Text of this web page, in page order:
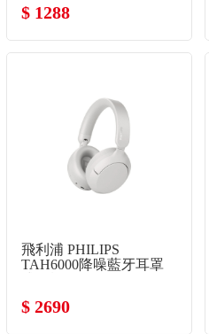
$ 1288
飛利浦 PHILIPS
TAH6000降噪藍牙耳罩
$ 2690